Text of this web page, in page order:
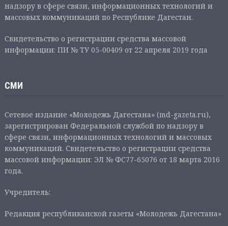
надзору в сфере связи, информационных технологий и
массовых коммуникаций по Республике Дагестан.
Свидетельство о регистрации средства массовой
информации: ПИ № ТУ 05-00409 от 22 апреля 2019 года
СМИ
Сетевое издание «Молодежь Дагестана» (md-gazeta.ru),
зарегистрирован Федеральной службой по надзору в
сфере связи, информационных технологий и массовых
коммуникаций. Свидетельство о регистрации средства
массовой информации: ЭЛ № ФС77-65076 от 18 марта 2016
года.
Учредитель:
Редакция республиканской газеты «Молодежь Дагестана»